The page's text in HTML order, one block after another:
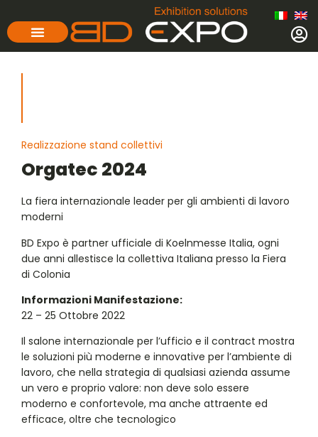
Realizzazione stand collettivi
Orgatec 2024
La fiera internazionale leader per gli ambienti di lavoro
moderni
BD Expo è partner ufficiale di Koelnmesse Italia, ogni
due anni allestisce la collettiva Italiana presso la Fiera
di Colonia
Informazioni Manifestazione:
22 – 25 Ottobre 2022
Il salone internazionale per l’ufficio e il contract mostra
le soluzioni più moderne e innovative per l’ambiente di
lavoro, che nella strategia di qualsiasi azienda assume
un vero e proprio valore: non deve solo essere
moderno e confortevole, ma anche attraente ed
efficace, oltre che tecnologico